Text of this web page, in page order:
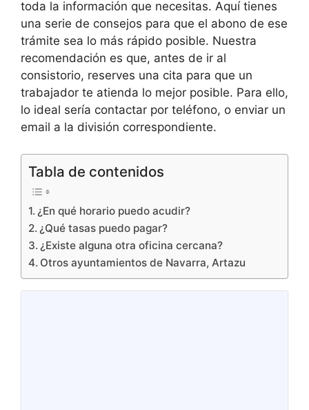
toda la información que necesitas. Aquí tienes
una serie de consejos para que el abono de ese
trámite sea lo más rápido posible. Nuestra
recomendación es que, antes de ir al
consistorio, reserves una cita para que un
trabajador te atienda lo mejor posible. Para ello,
lo ideal sería contactar por teléfono, o enviar un
email a la división correspondiente.
Tabla de contenidos
¿En qué horario puedo acudir?
¿Qué tasas puedo pagar?
¿Existe alguna otra oficina cercana?
Otros ayuntamientos de Navarra, Artazu